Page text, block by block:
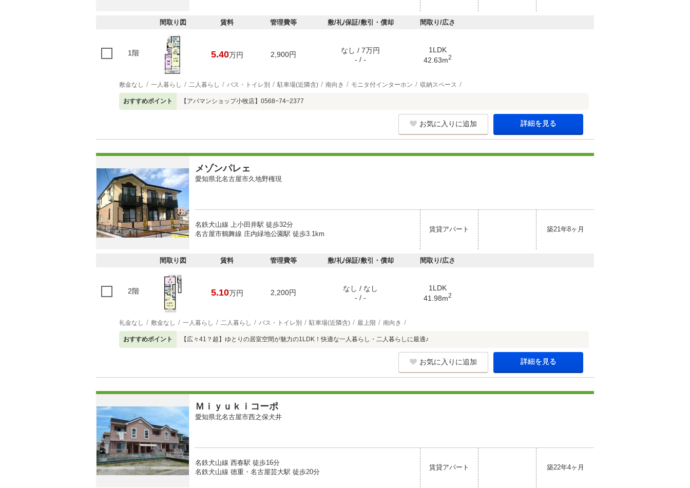
間取り図 賃料 管理費等 敷/礼/保証/敷引・償却 間取り/広さ
1階 5.40万円 2,900円
なし / 7万円
- / -
1LDK
42.63m2
敷金なし 一人暮らし 二人暮らし バス・トイレ別 駐車場(近隣含) 南向き モニタ付インターホン 収納スペース
おすすめポイント 【アパマンショップ小牧店】0568−74−2377
お気に入りに追加 詳細を見る
メゾンパレェ
愛知県北名古屋市久地野権現
名鉄犬山線 上小田井駅 徒歩32分
名古屋市鶴舞線 庄内緑地公園駅 徒歩3.1km
賃貸アパート 築21年8ヶ月
間取り図 賃料 管理費等 敷/礼/保証/敷引・償却 間取り/広さ
2階 5.10万円 2,200円
なし / なし
- / -
1LDK
41.98m2
礼金なし 敷金なし 一人暮らし 二人暮らし バス・トイレ別 駐車場(近隣含) 最上階 南向き
おすすめポイント 【広々41？超】ゆとりの居室空間が魅力の1LDK！快適な一人暮らし・二人暮らしに最適♪
お気に入りに追加 詳細を見る
Ｍｉｙｕｋｉコーポ
愛知県北名古屋市西之保犬井
名鉄犬山線 西春駅 徒歩16分
名鉄犬山線 徳重・名古屋芸大駅 徒歩20分
賃貸アパート 築22年4ヶ月